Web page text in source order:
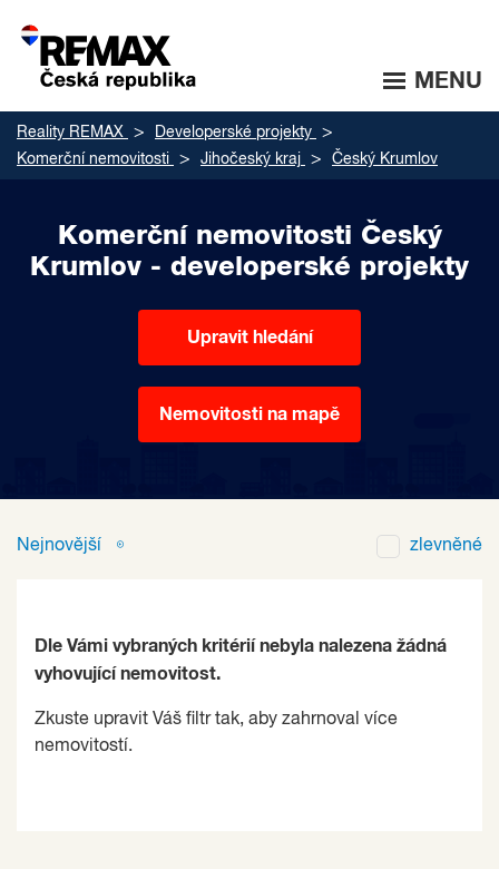
MENU
Reality REMAX
Developerské projekty
Komerční nemovitosti
Jihočeský kraj Český Krumlov
Komerční nemovitosti Český
Krumlov - developerské projekty
Upravit hledání
Nemovitosti na mapě
Nejnovější zlevněné
Dle Vámi vybraných kritérií nebyla nalezena žádná
vyhovující nemovitost.
Zkuste upravit Váš filtr tak, aby zahrnoval více
nemovitostí.